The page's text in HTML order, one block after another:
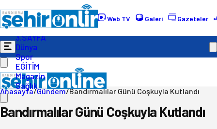
Web TV Galeri Gazeteler
Gündem
Ekonomi
Politika
3.SAYFA
Dünya
Spor
EĞİTİM
Magazin
Sağlık
Anasayfa/Gündem/Bandırmalılar Günü Coşkuyla Kutlandı
Bandırmalılar Günü Coşkuyla Kutlandı